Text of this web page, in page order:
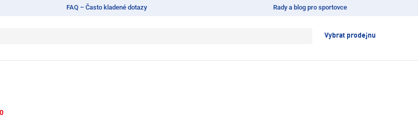
FAQ – Často kladené dotazy Rady a blog pro sportovce
Vybrat prodejnu